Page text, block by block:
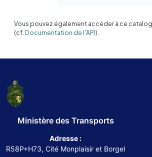
Vous pouvez également accéder à ce
(cf. Documentation de l'API).
Ministère des Transports
Adresse :
R58P+H73, Cité Monplaisir et Borgel